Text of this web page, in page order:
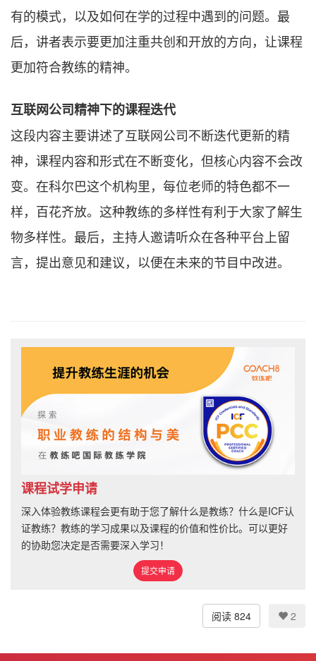
有的模式，以及如何在学的过程中遇到的问题。最
后，讲者表示要更加注重共创和开放的方向，让课程
更加符合教练的精神。
互联网公司精神下的课程迭代
这段内容主要讲述了互联网公司不断迭代更新的精
神，课程内容和形式在不断变化，但核心内容不会改
变。在科尔巴这个机构里，每位老师的特色都不一
样，百花齐放。这种教练的多样性有利于大家了解生
物多样性。最后，主持人邀请听众在各种平台上留
言，提出意见和建议，以便在未来的节目中改进。
课程试学申请
深入体验教练课程会更有助于您了解什么是教练？什么是ICF认
证教练？教练的学习成果以及课程的价值和性价比。可以更好
的协助您决定是否需要深入学习！
提交申请
阅读 824 2